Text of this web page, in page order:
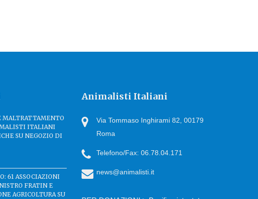
MALTRATTAMENTO
ITALIANI
SU NEGOZIO DI
61 ASSOCIAZIONI
FRATIN E
AGRICOLTURA SU
Animalisti Italiani
Via Tommaso Inghirami 82, 00179
Roma
Telefono/Fax: 06.78.04.171
news@animalisti.it